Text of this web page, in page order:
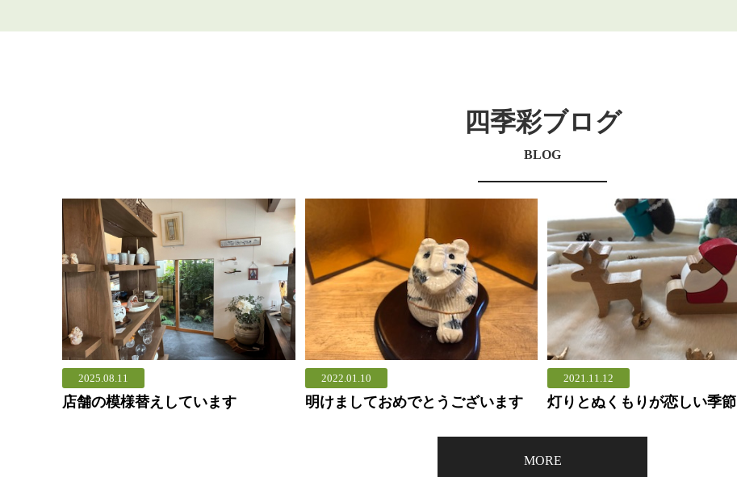
四季彩ブログ
BLOG
2025.08.11
店舗の模様替えしています
2022.01.10
明けましておめでとうございます
2021.11.12
灯りとぬくもりが恋しい季節
MORE